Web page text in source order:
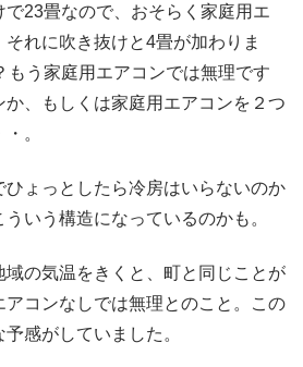
23畳なので、おそらく家庭用エ
れに吹き抜けと4畳が加わりま
もう家庭用エアコンでは無理です
か、もしくは家庭用エアコンを２つ
。
ひょっとしたら冷房はいらないのか
いう構造になっているのかも。
の気温をきくと、町と同じことが
アコンなしでは無理とのこと。この
感がしていました。